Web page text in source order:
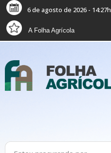
6 de agosto de 2026 - 14:27h
A Folha Agrícola